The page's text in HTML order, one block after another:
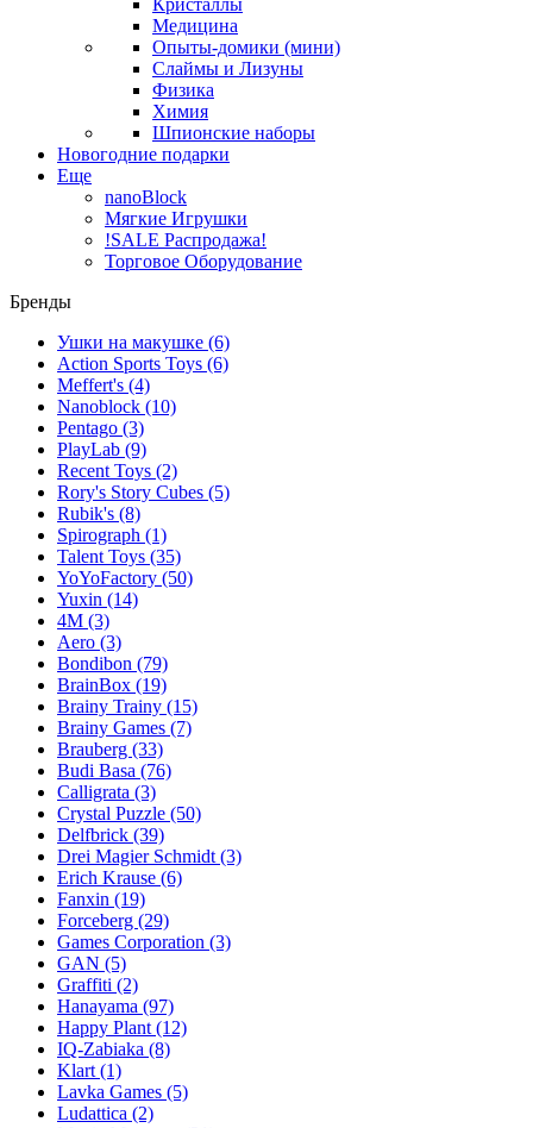
Кристаллы
Медицина
Опыты-домики (мини)
Слаймы и Лизуны
Физика
Химия
Шпионские наборы
Новогодние подарки
Еще
nanoBlock
Мягкие Игрушки
!SALE Распродажа!
Торговое Оборудование
Бренды
Ушки на макушке (6)
Action Sports Toys (6)
Meffert's (4)
Nanoblock (10)
Pentago (3)
PlayLab (9)
Recent Toys (2)
Rory's Story Cubes (5)
Rubik's (8)
Spirograph (1)
Talent Toys (35)
YoYoFactory (50)
Yuxin (14)
4M (3)
Aero (3)
Bondibon (79)
BrainBox (19)
Brainy Trainy (15)
Brainy Games (7)
Brauberg (33)
Budi Basa (76)
Calligrata (3)
Crystal Puzzle (50)
Delfbrick (39)
Drei Magier Schmidt (3)
Erich Krause (6)
Fanxin (19)
Forceberg (29)
Games Corporation (3)
GAN (5)
Graffiti (2)
Hanayama (97)
Happy Plant (12)
IQ-Zabiaka (8)
Klart (1)
Lavka Games (5)
Ludattica (2)